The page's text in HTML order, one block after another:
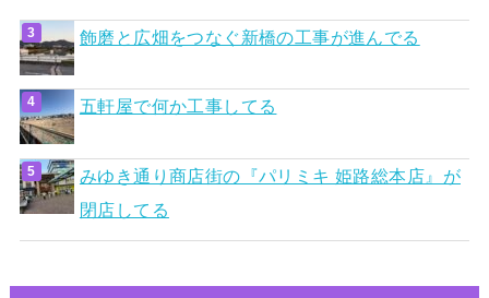
飾磨と広畑をつなぐ新橋の工事が進んでる
五軒屋で何か工事してる
みゆき通り商店街の『パリミキ 姫路総本店』が
閉店してる